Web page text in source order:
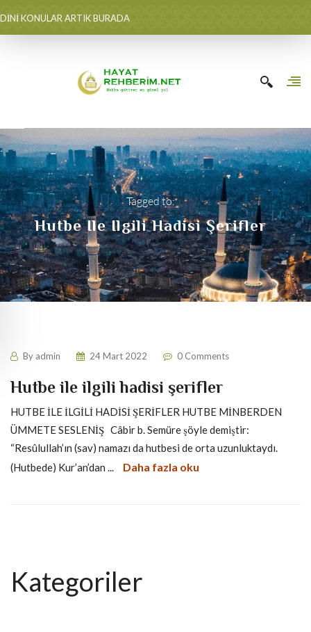
DİNİ KONULAR ARTIK BURADA
Tagged to:
Hutbe Ile Ilgili Hadisi Şerifler
By admin 24 Mart 2022 0 Comments
Hutbe ile ilgili hadisi şerifler
HUTBE İLE İLGİLİ HADİSİ ŞERİFLER HUTBE MİNBERDEN
ÜMMETE SESLENİŞ Câbir b. Semüre şöyle demiştir:
“Resûlullah’ın (sav) namazı da hutbesi de orta uzunluktaydı.
(Hutbede) Kur’an’dan ...
Daha fazla oku
Kategoriler